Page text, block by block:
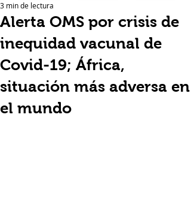
Alerta OMS por crisis de
inequidad vacunal de
Covid-19; África,
situación más adversa en
el mundo
3 min de lectura